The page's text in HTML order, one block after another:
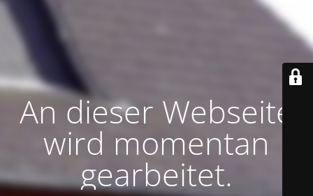
An dieser Webseite
wird momentan
gearbeitet.